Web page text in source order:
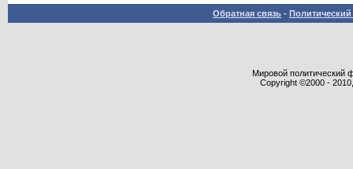
Обратная связь -
Мировой политический
Copyright ©2000 -